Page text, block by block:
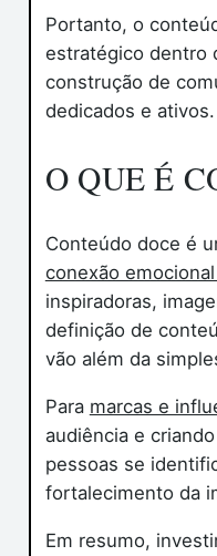
Portanto, o
estratégico dentro
construção de
dedicados e ativos.
O QUE É
Conteúdo doce é
conexão
inspiradoras,
definição de
vão além da
Para marcas e
audiência e
pessoas se
fortalecimento da
Em resumo,